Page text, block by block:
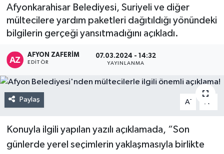
Afyonkarahisar Belediyesi, Suriyeli ve diğer
mültecilere yardım paketleri dağıtıldığı yönündeki
bilgilerin gerçeği yansıtmadığını açıkladı.
AFYON ZAFERİM
EDITÖR
07.03.2024 - 14:32
YAYINLANMA
Paylaş A- A
Konuyla ilgili yapılan yazılı açıklamada, “Son
günlerde yerel seçimlerin yaklaşmasıyla birlikte